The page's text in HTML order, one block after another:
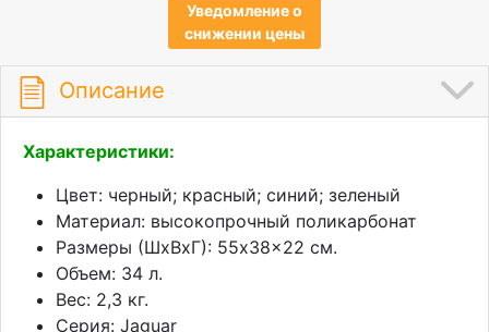
Уведомление о
снижении цены
Описание
Характеристики:
Цвет: черный; красный; синий; зеленый
Материал: высокопрочный поликарбонат
Размеры (ШхВхГ): 55x38x22 см.
Объем: 34 л.
Вес: 2,3 кг.
Серия: Jaguar